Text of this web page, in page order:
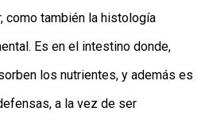
como también la histología
Es en el intestino donde,
los nutrientes, y además es
a la vez de ser